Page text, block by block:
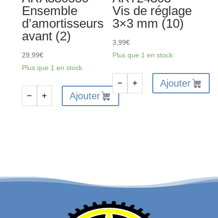
Ensemble
d’amortisseurs
avant (2)
29,99€
Plus que 1 en stock
avant
− + Ajouter
Vis de réglage
3×3 mm (10)
3,99€
Plus que 1 en stock
mm
(10)
− + Ajouter